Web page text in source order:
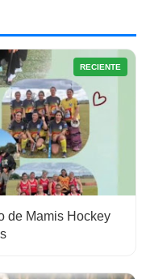
RECIENTE
de Mamis Hockey